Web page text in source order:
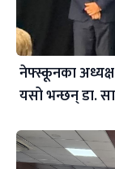
नेफ्स्कूनका
यसो भन्छन् डा‍.